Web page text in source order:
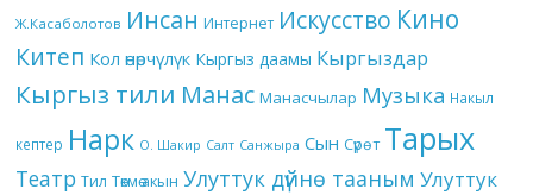
Ж.Касаболотов Инсан Интернет Искусство Кино
Китеп Кол өнөрчүлүк Кыргыз даамы Кыргыздар
Кыргыз тили Манас Манасчылар Музыка Накыл
кептер Нарк О. Шакир Салт Санжыра Сын Сүрөт Тарых
Театр Тил Төкмө акын Улуттук дүйнө тааным Улуттук